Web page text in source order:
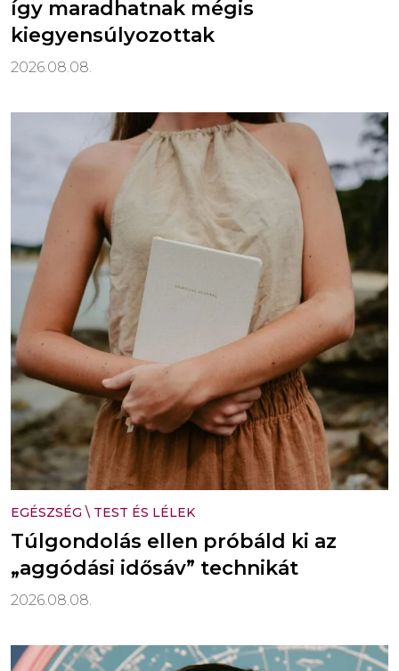
így maradhatnak mégis
kiegyensúlyozottak
2026.08.08.
EGÉSZSÉG \ TEST ÉS LÉLEK
Túlgondolás ellen próbáld ki az
„aggódási idősáv” technikát
2026.08.08.